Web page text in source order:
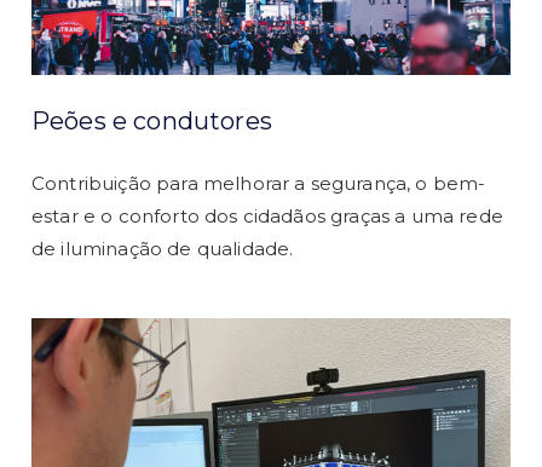
Peões e condutores
Contribuição para melhorar a segurança, o bem-
estar e o conforto dos cidadãos graças a uma rede
de iluminação de qualidade.